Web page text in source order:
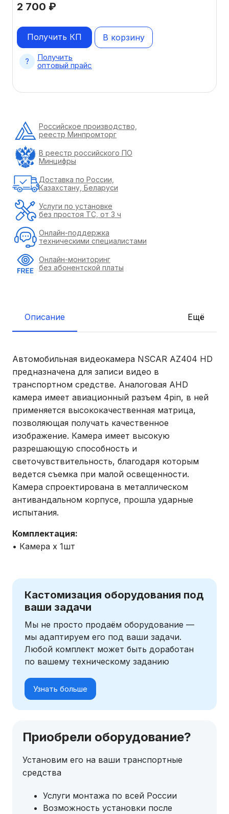
2 700 ₽
В корзину
Получить КП
Получить
оптовый прайс
Описание Ещё
Автомобильная видеокамера NSCAR AZ404 HD
предназначена для записи видео в
транспортном средстве. Аналоговая AHD
камера имеет авиационный разъем 4pin, в ней
применяется высококачественная матрица,
позволяющая получать качественное
изображение. Камера имеет высокую
разрешающую способность и
светочувствительность, благодаря которым
ведется съемка при малой освещенности.
Камера спроектирована в металлическом
антивандальном корпусе, прошла ударные
испытания.
Комплектация:
• Камера х 1шт
Кастомизация оборудования под
ваши задачи
Мы не просто продаём оборудование —
мы адаптируем его под ваши задачи.
Любой комплект может быть доработан
по вашему техническому заданию
Узнать больше
Приобрели оборудование?
Установим его на ваши транспортные
средства
Услуги монтажа по всей России
Возможность установки после
Российское производство,
реестр Минпромторг
В реестр российского ПО
Минцифры
Доставка по России,
Казахстану, Беларуси
Услуги по установке
без простоя ТС, от 3 ч
Онлайн-поддержка
техническими специалистами
Онлайн-мониторинг
без абонентской платы